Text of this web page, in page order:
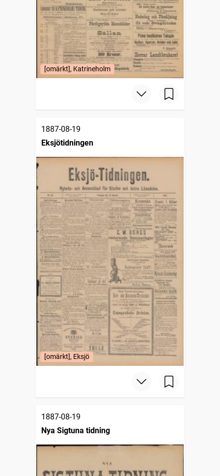
[omärkt], Katrineholm
1887-08-19
Eksjötidningen
[omärkt], Eksjö
1887-08-19
Nya Sigtuna tidning